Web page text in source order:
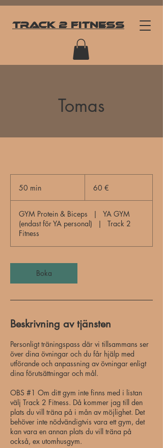
Track2 Fitness
Tomas
50 min
i
n
60 €
GYM Protein & Biceps |
YA GYM
(endast för YA personal)
|
Track 2
Fitness
Boka
Beskrivning av tjänsten
Personligt träningspass där vi tillsammans ser
över dina övningar och du får hjälp med
utförande och anpassning av övningar enligt
dina förutsättningar och mål.
OBS #1 Om ditt gym inte finns med i listan
välj Track 2 Fitness. Då kommer jag till den
plats du vill träna på i mån av möjlighet. Det
behöver inte nödvändigtvis vara ett gym, det
kan vara en annan plats du vill träna på
också, ex utomhusgym.